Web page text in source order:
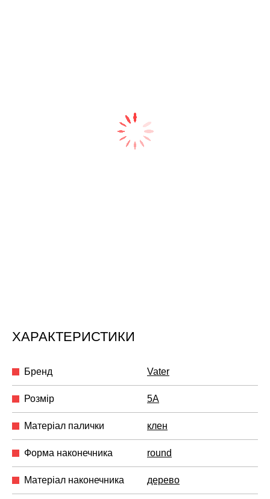
ХАРАКТЕРИСТИКИ
Бренд Vater
Розмір 5A
Матеріал палички клен
Форма наконечника round
Матеріал наконечника дерево